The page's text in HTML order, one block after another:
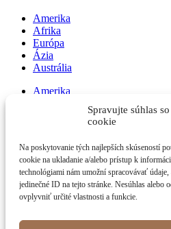
Spravujte súhlas
cookie
Na poskytovanie tých najlepších skúseností
cookie na ukladanie a/alebo prístup k
technológiami nám umožní spracovávať
jedinečné ID na tejto stránke. Nesúhlas alebo
ovplyvniť určité vlastnosti a funkcie.
Amerika
Afrika
Európa
Ázia
Austrália
Amerika
Ďalšie projekty autora
Cestujeme v príbehoch G.
Cestujeme v príbehoch G.